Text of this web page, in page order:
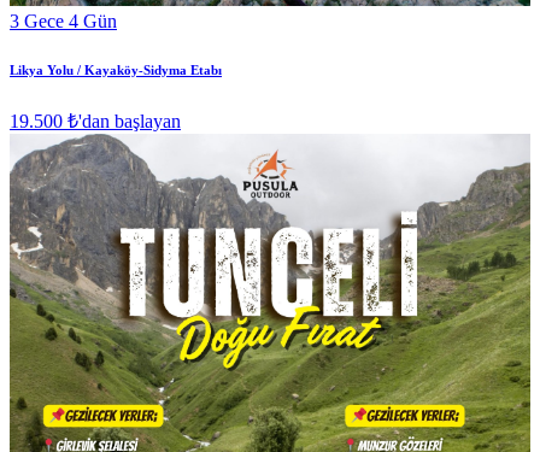
3 Gece 4 Gün
Likya Yolu / Kayaköy-Sidyma Etabı
19.500 ₺'dan başlayan